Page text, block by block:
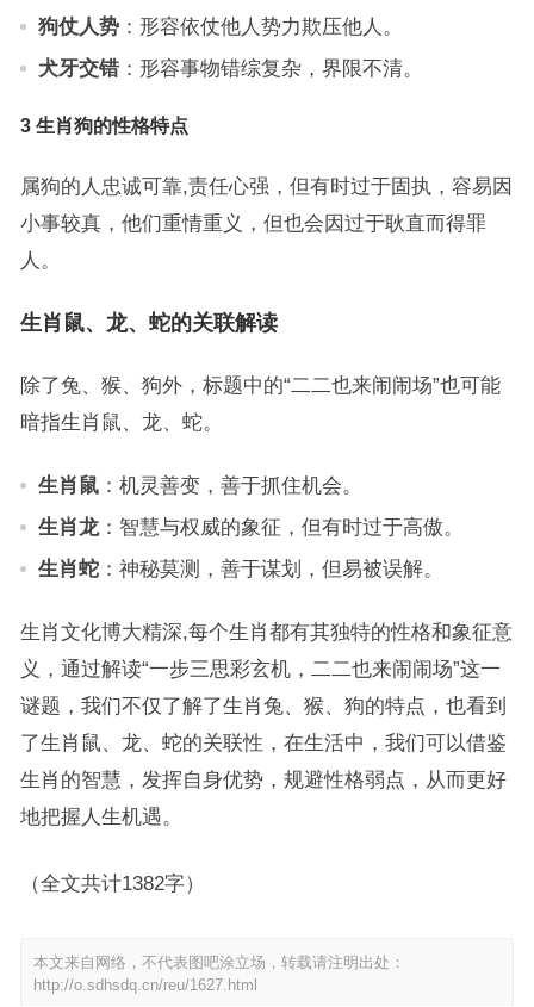
狗仗人势：形容依仗他人势力欺压他人。
犬牙交错：形容事物错综复杂，界限不清。
3 生肖狗的性格特点
属狗的人忠诚可靠,责任心强，但有时过于固执，容易因
小事较真，他们重情重义，但也会因过于耿直而得罪
人。
生肖鼠、龙、蛇的关联解读
除了兔、猴、狗外，标题中的“二二也来闹闹场”也可能
暗指生肖鼠、龙、蛇。
生肖鼠：机灵善变，善于抓住机会。
生肖龙：智慧与权威的象征，但有时过于高傲。
生肖蛇：神秘莫测，善于谋划，但易被误解。
生肖文化博大精深,每个生肖都有其独特的性格和象征意
义，通过解读“一步三思彩玄机，二二也来闹闹场”这一
谜题，我们不仅了解了生肖兔、猴、狗的特点，也看到
了生肖鼠、龙、蛇的关联性，在生活中，我们可以借鉴
生肖的智慧，发挥自身优势，规避性格弱点，从而更好
地把握人生机遇。
（全文共计1382字）
本文来自网络，不代表图吧涂立场，转载请注明出处：
http://o.sdhsdq.cn/reu/1627.html